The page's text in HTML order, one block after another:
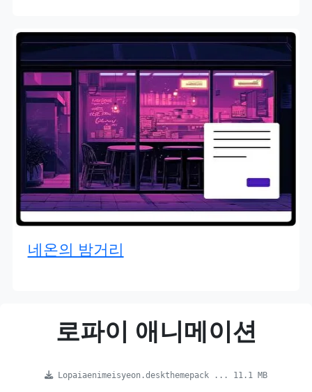
네온의 밤거리
로파이 애니메이션
Lopaiaenimeisyeon.deskthemepack ... 11.1 MB